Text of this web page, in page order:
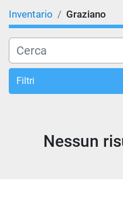
Inventario Graziano
Filtri
Nessun